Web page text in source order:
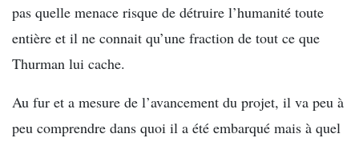
pas quelle menace risque de détruire l’humanité toute
entière et il ne connait qu’une fraction de tout ce que
Thurman lui cache.
Au fur et a mesure de l’avancement du projet, il va peu à
peu comprendre dans quoi il a été embarqué mais à quel